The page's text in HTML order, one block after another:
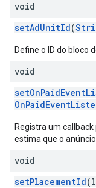
void
setAdUnitId(
Define o ID do bloco
void
Registra um
estima que o
void
setPlacementId